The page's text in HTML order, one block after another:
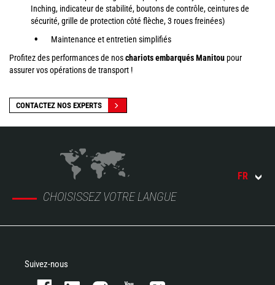
Inching, indicateur de stabilité, boutons de contrôle, ceintures de
sécurité, grille de protection côté flèche, 3 roues freinées)
Maintenance et entretien simplifiés
Profitez des performances de noschariots embarqués Manitoupour
assurer vos opérations de transport !
CONTACTEZ NOS EXPERTS
CHOISISSEZ VOTRE LANGUE
FR
Suivez-nous